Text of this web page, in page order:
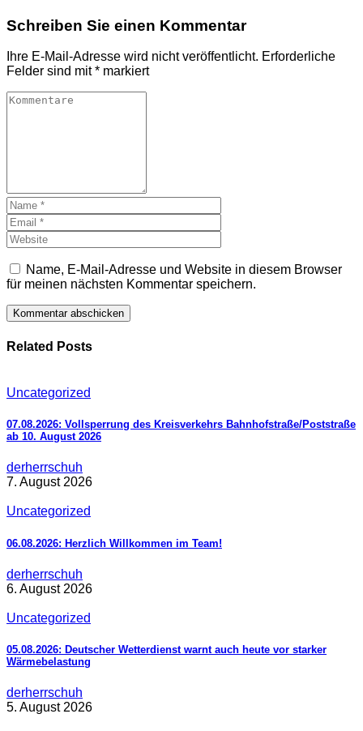
Schreiben Sie einen Kommentar
Ihre E-Mail-Adresse wird nicht veröffentlicht. Erforderliche
Felder sind mit* markiert
Name, E-Mail-Adresse und Website in diesem Browser
für meinen nächsten Kommentar speichern.
Related Posts
Uncategorized
07.08.2026: Vollsperrung des Kreisverkehrs Bahnhofstraße/Poststraße
ab 10. August 2026
derherrschuh
7. August 2026
Uncategorized
06.08.2026: Herzlich Willkommen im Team!
derherrschuh
6. August 2026
Uncategorized
05.08.2026: Deutscher Wetterdienst warnt auch heute vor starker
Wärmebelastung
derherrschuh
5. August 2026